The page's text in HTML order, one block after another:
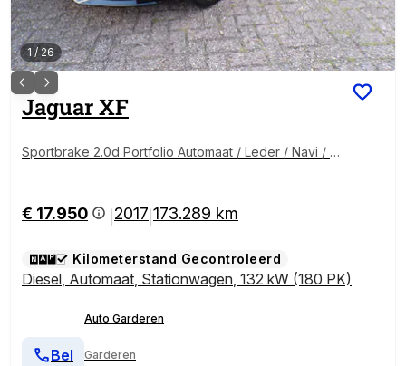
1 /26
JaguarXF
Sportbrake 2.0d Portfolio Automaat / Leder / Navi / P
€ 17.950 2017 173.289 km
Kilometerstand Gecontroleerd
Diesel, Automaat, Stationwagen, 132 kW (180 PK)
Auto Garderen
Garderen
Bel